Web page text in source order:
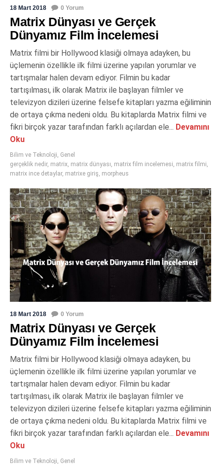
18 Mart 2018 0 Yorum
Matrix Dünyası ve Gerçek
Dünyamız Film İncelemesi
Matrix filmi bir Hollywood klasiği olmaya adayken, bu
üçlemenin özellikle ilk filmi üzerine yapılan yorumlar ve
tartışmalar halen devam ediyor. Filmin bu kadar
tartışılması, ilk olarak Matrix ile başlayan filmler ve
televizyon dizileri üzerine felsefe kitapları yazma eğiliminin
de ortaya çıkma nedeni oldu. Bu kitaplarda Matrix filmi ve
fikri birçok yazar tarafından farklı açılardan ele... Devamını
Oku
Bilim ve Teknoloji, Genel
gerçeklik nedir, matrix, matrix dünyası, matrix film incelemesi, matrix filmi,
matrix ince detaylar, matrixe giriş, morpheus
18 Mart 2018 0 Yorum
Matrix Dünyası ve Gerçek
Dünyamız Film İncelemesi
Matrix filmi bir Hollywood klasiği olmaya adayken, bu
üçlemenin özellikle ilk filmi üzerine yapılan yorumlar ve
tartışmalar halen devam ediyor. Filmin bu kadar
tartışılması, ilk olarak Matrix ile başlayan filmler ve
televizyon dizileri üzerine felsefe kitapları yazma eğiliminin
de ortaya çıkma nedeni oldu. Bu kitaplarda Matrix filmi ve
fikri birçok yazar tarafından farklı açılardan ele... Devamını
Oku
Bilim ve Teknoloji, Genel